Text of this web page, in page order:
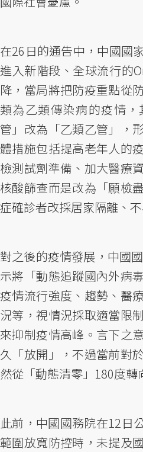
在26日的通告中，中國國
進入新階段、全球流行的
降，當局將把防疫重點從
類為乙類傳染病的疫情
管」改為「乙類乙管」，
體措施包括提高老年人的
檢測試劑準備、加大醫療
核酸篩查而是改為「願檢
症確診者改採居家隔離、
對之後的疫情發展，中國
示將「動態追蹤國內外病
疫情流行強度、趨勢、醫
況等，視情況採取適當限
來抑制疫情高峰。言下之
久「放開」，不過當前對
然從「動態清零」180度轉
此前，中國國務院在12日
範圍放寬防控時，未提及